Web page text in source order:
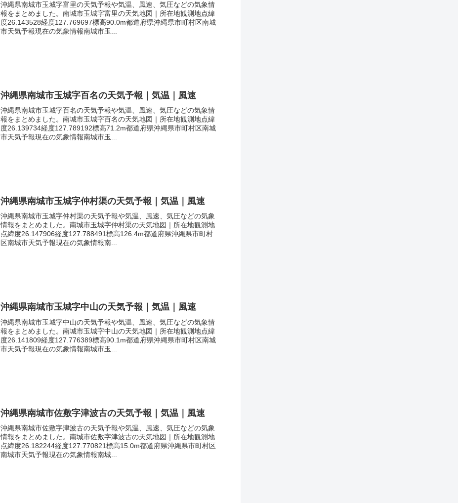
沖縄県南城市玉城字富里の天気予報や気温、風速、気圧などの気象情
報をまとめました。南城市玉城字富里の天気地図｜所在地観測地点緯
度26.143528経度127.769697標高90.0m都道府県沖縄県市町村区南城
市天気予報現在の気象情報南城市玉...
沖縄県南城市玉城字百名の天気予報｜気温｜風速
沖縄県南城市玉城字百名の天気予報や気温、風速、気圧などの気象情
報をまとめました。南城市玉城字百名の天気地図｜所在地観測地点緯
度26.139734経度127.789192標高71.2m都道府県沖縄県市町村区南城
市天気予報現在の気象情報南城市玉...
沖縄県南城市玉城字仲村渠の天気予報｜気温｜風速
沖縄県南城市玉城字仲村渠の天気予報や気温、風速、気圧などの気象
情報をまとめました。南城市玉城字仲村渠の天気地図｜所在地観測地
点緯度26.147906経度127.788491標高126.4m都道府県沖縄県市町村
区南城市天気予報現在の気象情報南...
沖縄県南城市玉城字中山の天気予報｜気温｜風速
沖縄県南城市玉城字中山の天気予報や気温、風速、気圧などの気象情
報をまとめました。南城市玉城字中山の天気地図｜所在地観測地点緯
度26.141809経度127.776389標高90.1m都道府県沖縄県市町村区南城
市天気予報現在の気象情報南城市玉...
沖縄県南城市佐敷字津波古の天気予報｜気温｜風速
沖縄県南城市佐敷字津波古の天気予報や気温、風速、気圧などの気象
情報をまとめました。南城市佐敷字津波古の天気地図｜所在地観測地
点緯度26.182244経度127.770821標高15.0m都道府県沖縄県市町村区
南城市天気予報現在の気象情報南城...